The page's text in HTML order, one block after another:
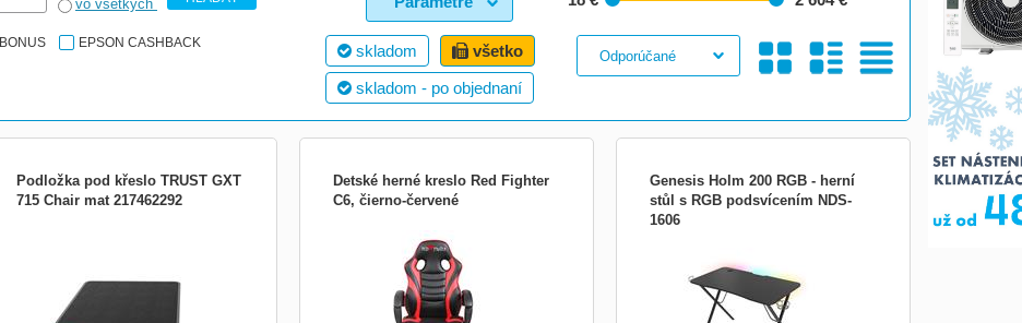
skladom
všetko
skladom - po objednaní
vo všetkých
BONUS EPSON CASHBACK
Podložka pod křeslo TRUST GXT
715 Chair mat 217462292
proti opotřebení pro snadné přemísťování
židle, dlouhotrvající materiál. Pro použití s
jakýmkoliv herním ...
Detské herné kreslo Red Fighter
C6, čierno-červené
Detské herné kreslo Red Fighter C6 Nie
len dospelí, ale hlavne deti trávia u
počítača v dnešnej dobe väčšinu svojho
času. Či je to pri príprave do školy, pri
surfovaní po internete alebo pri hraní
počítačových hier, zvládnu pri počítači
sedieť aj nieko...
Genesis Holm 200 RGB - herní
stůl s RGB podsvícením NDS-
1606